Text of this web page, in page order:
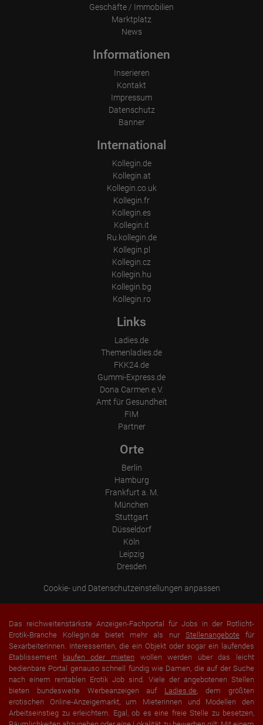
Geschäfte / Immobilien
Marktplatz
News
Informationen
Inserieren
Kontakt
Impressum
Datenschutz
Banner
International
Kollegin.de
Kollegin.at
Kollegin.co.uk
Kollegin.fr
Kollegin.es
Kollegin.it
Ru.kollegin.de
Kollegin.pl
Kollegin.cz
Kollegin.hu
Kollegin.bg
Kollegin.ro
Links
Ladies.de
Themenladies.de
FKK24.de
Gummi-Express.de
Dona Carmen e.V.
Amt für Gesundheit
FIM
Partner
Orte
Berlin
Hamburg
Frankfurt a. M.
München
Stuttgart
Düsseldorf
Köln
Leipzig
Dresden
Cookie- und Datenschutzeinstellungen anpassen
Das reichweitenstärkste Anzeigen-Fachportal für Jobs in der Rotlicht-
Erotik-Branche Kollegin.de bietet mehr als nur Stellenangebote für
Sexarbeiterinnen. Interessenten, die ein Objekt oder sogar ein laufendes
Etablissement
kaufen oder mieten wollen werden über das leicht
bedienbare Portal genauso schnell fündig wie Damen, die auf der Suche
nach einem rentablen Erotik Job sind. Viele der angebotenen Stellen
bieten bundesweite Werbeanzeigen auf Ladies.de, dem größten
erotischen Online-Anzeigemarkt, um Mieterinnen und Modellen den
Arbeitseinstieg zu erleichtern. Egal, ob es eine freie Stelle zu besetzen,